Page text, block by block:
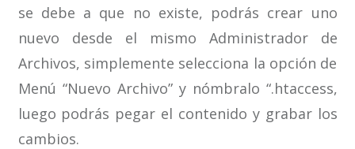
se debe a que no existe, podrás crear uno
nuevo desde el mismo Administrador de
Archivos, simplemente selecciona la opción de
Menú “Nuevo Archivo” y nómbralo “.htaccess,
luego podrás pegar el contenido y grabar los
cambios.